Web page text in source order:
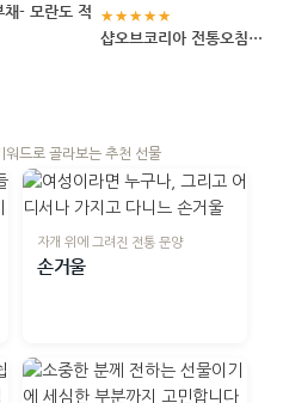
채- 모란도 적 ★★★★★
샵오브코리아 전통오침노
워드로 골라보는 추천 선물
자개 위에 그려진 전통 문양
손거울